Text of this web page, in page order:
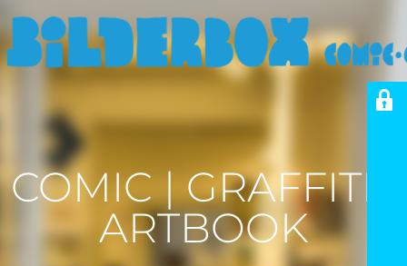
COMIC | GRAFFITI |
ARTBOOK